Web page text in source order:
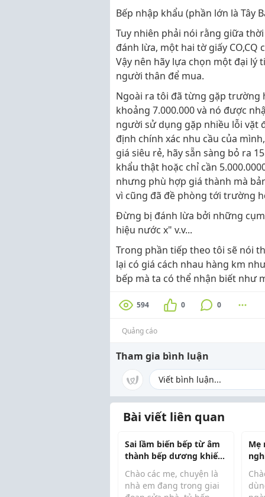
Bếp nhập khẩu (phần lớn là Tây
Tuy nhiên phải nói rằng giữa
đánh lừa, một hai tờ giấy
Vậy nên hãy lựa chọn một đại lý
người thân để mua.
Ngoài ra tôi đã từng gặp trường
khoảng 7.000.000 và nó được
người sử dụng gặp nhiều lỗi vặt
định chính xác nhu cầu của
giá siêu rẻ, hãy sẵn sàng bỏ ra
khẩu thật hoặc chỉ cần
nhưng phù hợp giá thành mà
vì cũng đã đề phòng tới trường
Đừng bị đánh lừa bởi những
hiệu nước x" v.v...
Trong phần tiếp theo tôi sẽ nói
lại có giá cách nhau hàng km
bếp mà ta có thể nhận biết như
594 0 0
Quảng cáo
Tham gia bình luận
Bài viết liên quan
Sai lầm biến bếp từ âm
thành bếp dương khiến
hãng từ chối bảo hành
Chào các mẹ, chuyện là
nhà em đang trong giai
Mẹ